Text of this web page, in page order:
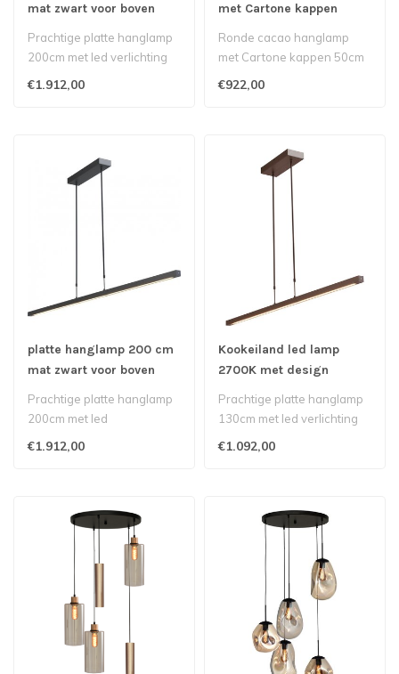
mat zwart voor boven
Prachtige platte hanglamp
200cm met led verlichting
boven uw lange eettafel..
€1.912,00
met Cartone kappen
Ronde cacao hanglamp
met Cartone kappen 50cm
5lichts
€922,00
platte hanglamp 200 cm
mat zwart voor boven
Prachtige platte hanglamp
200cm met led
€1.912,00
Kookeiland led lamp
2700K met design
- 130cm - Cacao
Prachtige platte hanglamp
130cm met led verlichting
€1.092,00